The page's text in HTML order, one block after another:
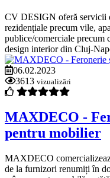
CV DESIGN oferă servicii
rezidențiale precum vile,
publice/comerciale precum
design interior din Cluj-
06.02.2023
3613 vizualizări
MAXDECO -
pentru mobilier
MAXDECO
de la furnizori renumiți în